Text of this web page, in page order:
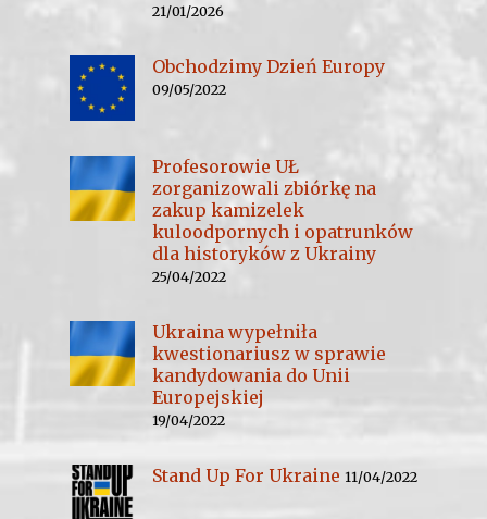
21/01/2026
Obchodzimy Dzień Europy
09/05/2022
Profesorowie UŁ
zorganizowali zbiórkę na
zakup kamizelek
kuloodpornych i opatrunków
dla historyków z Ukrainy
25/04/2022
Ukraina wypełniła
kwestionariusz w sprawie
kandydowania do Unii
Europejskiej
19/04/2022
Stand Up For Ukraine 11/04/2022